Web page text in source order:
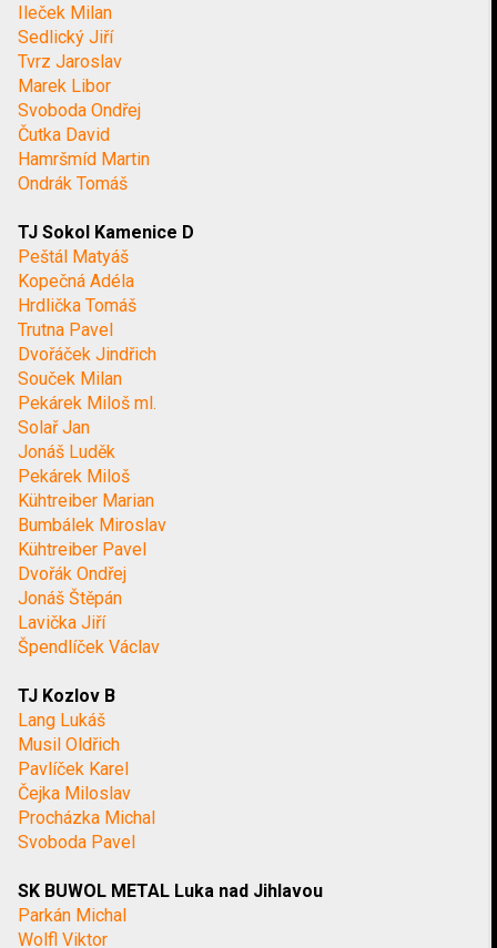
Ileček Milan
Sedlický Jiří
Tvrz Jaroslav
Marek Libor
Svoboda Ondřej
Čutka David
Hamršmíd Martin
Ondrák Tomáš
TJ Sokol Kamenice D
Peštál Matyáš
Kopečná Adéla
Hrdlička Tomáš
Trutna Pavel
Dvořáček Jindřich
Souček Milan
Pekárek Miloš ml.
Solař Jan
Jonáš Luděk
Pekárek Miloš
Kühtreiber Marian
Bumbálek Miroslav
Kühtreiber Pavel
Dvořák Ondřej
Jonáš Štěpán
Lavička Jiří
Špendlíček Václav
TJ Kozlov B
Lang Lukáš
Musil Oldřich
Pavlíček Karel
Čejka Miloslav
Procházka Michal
Svoboda Pavel
SK BUWOL METAL Luka nad Jihlavou
Parkán Michal
Wolfl Viktor